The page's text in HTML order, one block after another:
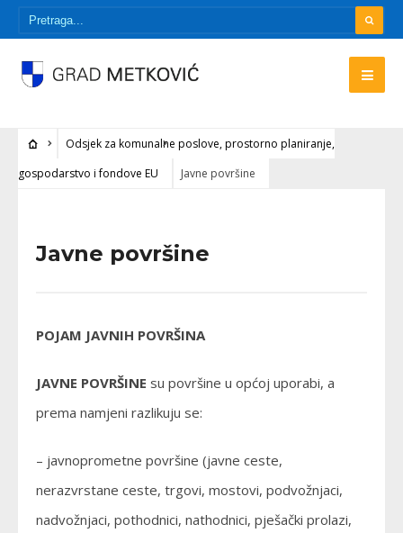
Odsjek za komunalne poslove, prostorno planiranje,
gospodarstvo i fondove EU
Javne površine
Javne površine
POJAM JAVNIH POVRŠINA
JAVNE POVRŠINE su površine u općoj uporabi, a
prema namjeni razlikuju se:
– javnoprometne površine (javne ceste,
nerazvrstane ceste, trgovi, mostovi, podvožnjaci,
nadvožnjaci, pothodnici, nathodnici, pješački prolazi,